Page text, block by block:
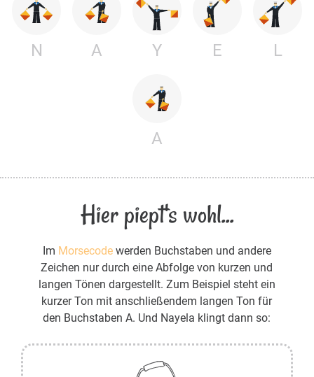
N A Y E L
A
Hier piept's wohl...
Im Morsecodewerden Buchstaben und andere
Zeichen nur durch eine Abfolge von kurzen und
langen Tönen dargestellt. Zum Beispiel steht ein
kurzer Ton mit anschließendem langen Ton für
den Buchstaben A. Und Nayela klingt dann so: